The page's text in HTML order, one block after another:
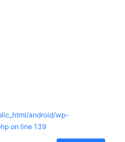
android/wp-
on line 139